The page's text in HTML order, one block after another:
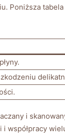
Poniższa
⁢i
współpracy